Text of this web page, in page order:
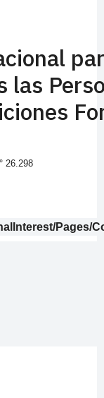
las
26.298
Pages/